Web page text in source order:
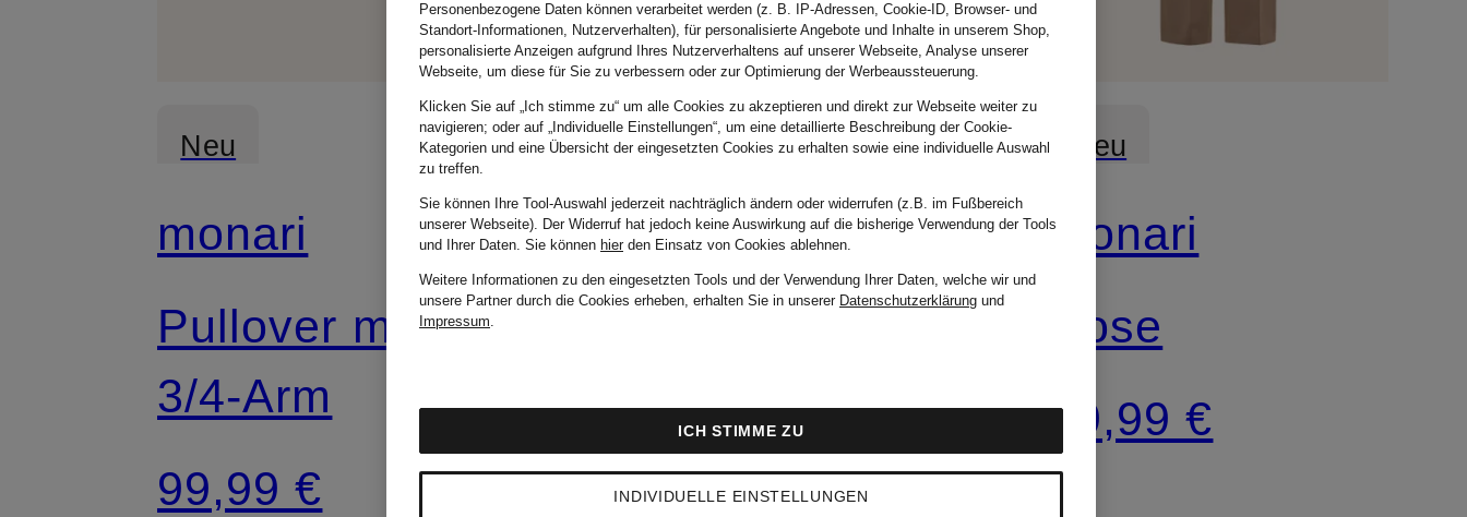
Neu
monari
Pullover mit
3/4-Arm
99,99 €
Neu
monari
Schmucksteinen
49,99 €
Neu
monari
Hose
99,99 €
Personenbezogene Daten können verarbeitet werden (z. B. IP-Adressen, Cookie-ID, Browser- und
Standort-Informationen, Nutzerverhalten), für personalisierte Angebote und Inhalte in unserem Shop,
personalisierte Anzeigen aufgrund Ihres Nutzerverhaltens auf unserer Webseite, Analyse unserer
Webseite, um diese für Sie zu verbessern oder zur Optimierung der Werbeaussteuerung.
Klicken Sie auf „Ich stimme zu“ um alle Cookies zu akzeptieren und direkt zur Webseite weiter zu
navigieren; oder auf „Individuelle Einstellungen“, um eine detaillierte Beschreibung der Cookie-
Kategorien und eine Übersicht der eingesetzten Cookies zu erhalten sowie eine individuelle Auswahl
zu treffen.
Sie können Ihre Tool-Auswahl jederzeit nachträglich ändern oder widerrufen (z.B. im Fußbereich
unserer Webseite). Der Widerruf hat jedoch keine Auswirkung auf die bisherige Verwendung der Tools
und Ihrer Daten. Sie können hierden Einsatz von Cookies ablehnen.
Weitere Informationen zu den eingesetzten Tools und der Verwendung Ihrer Daten, welche wir und
unsere Partner durch die Cookies erheben, erhalten Sie in unserer Datenschutzerklärung und
Impressum.
INDIVIDUELLE EINSTELLUNGEN
ICH STIMME ZU